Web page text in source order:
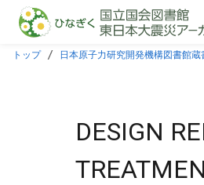
本文に飛ぶ
トップ 日本原子力研究開発機構図書館蔵
DESIGN